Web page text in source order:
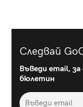
Следвай
Въведи email,
бюлетин